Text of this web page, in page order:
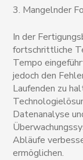
3. Mangelnder
In der
fortschrittliche
Tempo
jedoch den
Laufenden zu
Datenanalyse
Abläufe
ermöglichen.